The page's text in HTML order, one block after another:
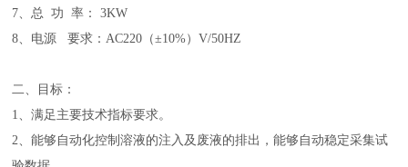
7、总 功 率： 3KW
8、电源 要求：AC220（±10%）V/50HZ
二、目标：
1、满足主要技术指标要求。
2、能够自动化控制溶液的注入及废液的排出，能够自动稳定采集试